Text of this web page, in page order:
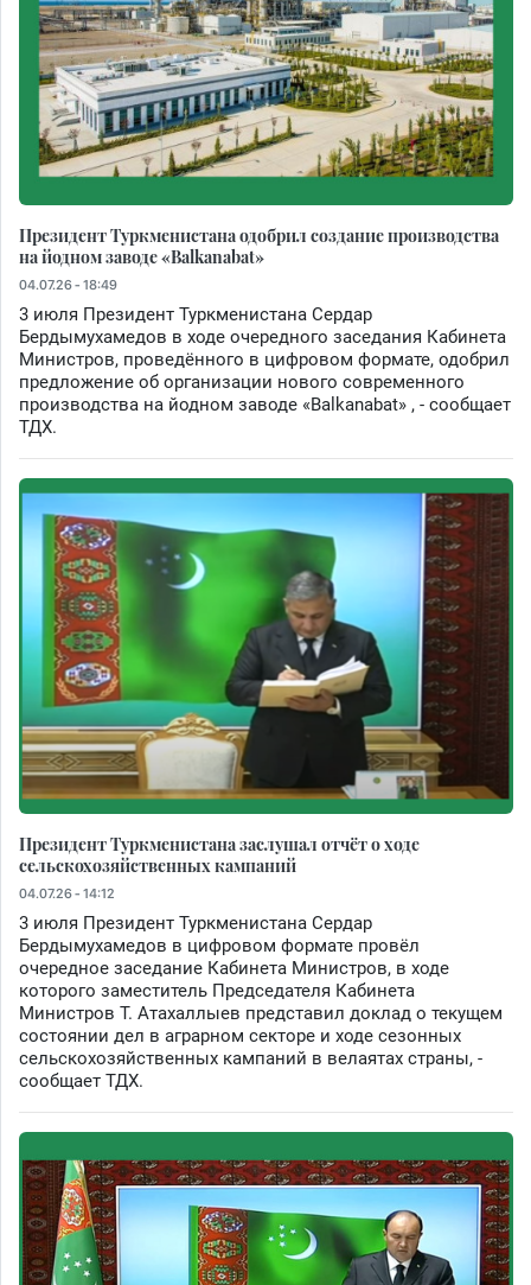
Президент Туркменистана одобрил создание производства
на йодном заводе «Balkanabat»
04.07.26 - 18:49
3 июля Президент Туркменистана Сердар
Бердымухамедов в ходе очередного заседания Кабинета
Министров, проведённого в цифровом формате, одобрил
предложение об организации нового современного
производства на йодном заводе «Balkanabat» , - сообщает
ТДХ.
Президент Туркменистана заслушал отчёт о ходе
сельскохозяйственных кампаний
04.07.26 - 14:12
3 июля Президент Туркменистана Сердар
Бердымухамедов в цифровом формате провёл
очередное заседание Кабинета Министров, в ходе
которого заместитель Председателя Кабинета
Министров Т. Атахаллыев представил доклад о текущем
состоянии дел в аграрном секторе и ходе сезонных
сельскохозяйственных кампаний в велаятах страны, -
сообщает ТДХ.